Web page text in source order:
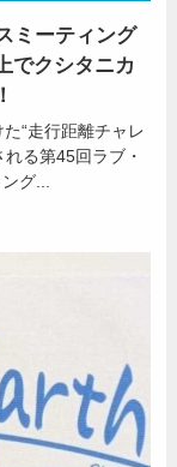
ミーティング
でクシタニカ
“走行距離チャレ
る第45回ラブ・
グ...